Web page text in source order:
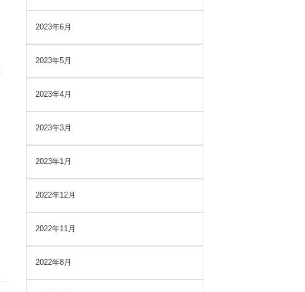
2023年6月
2023年5月
2023年4月
2023年3月
2023年1月
2022年12月
2022年11月
2022年8月